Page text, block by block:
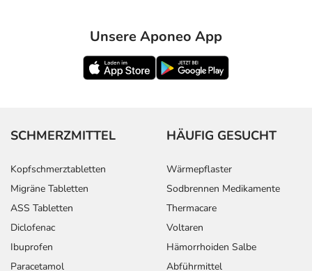
Unsere Aponeo App
SCHMERZMITTEL
Kopfschmerztabletten
Migräne Tabletten
ASS Tabletten
Diclofenac
Ibuprofen
Paracetamol
HÄUFIG GESUCHT
Wärmepflaster
Sodbrennen Medikamente
Thermacare
Voltaren
Hämorrhoiden Salbe
Abführmittel